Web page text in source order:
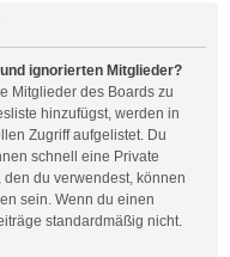
ignorierten Mitglieder?
Mitglieder des Boards zu
hinzufügst, werden in
Zugriff aufgelistet. Du
schnell eine Private
du verwendest, können
sein. Wenn du einen
standardmäßig nicht.